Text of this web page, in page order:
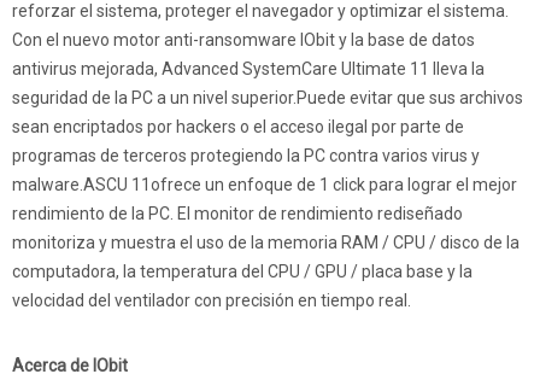
reforzar el sistema, proteger el navegador y optimizar el sistema.
Con el nuevo motor anti-ransomware IObit y la base de datos
antivirus mejorada, Advanced SystemCare Ultimate 11 lleva la
seguridad de la PC a un nivel superior.Puede evitar que sus archivos
sean encriptados por hackers o el acceso ilegal por parte de
programas de terceros protegiendo la PC contra varios virus y
malware.ASCU 11ofrece un enfoque de 1 click para lograr el mejor
rendimiento de la PC. El monitor de rendimiento rediseñado
monitoriza y muestra el uso de la memoria RAM / CPU / disco de la
computadora, la temperatura del CPU / GPU / placa base y la
velocidad del ventilador con precisión en tiempo real.
Acerca de IObit